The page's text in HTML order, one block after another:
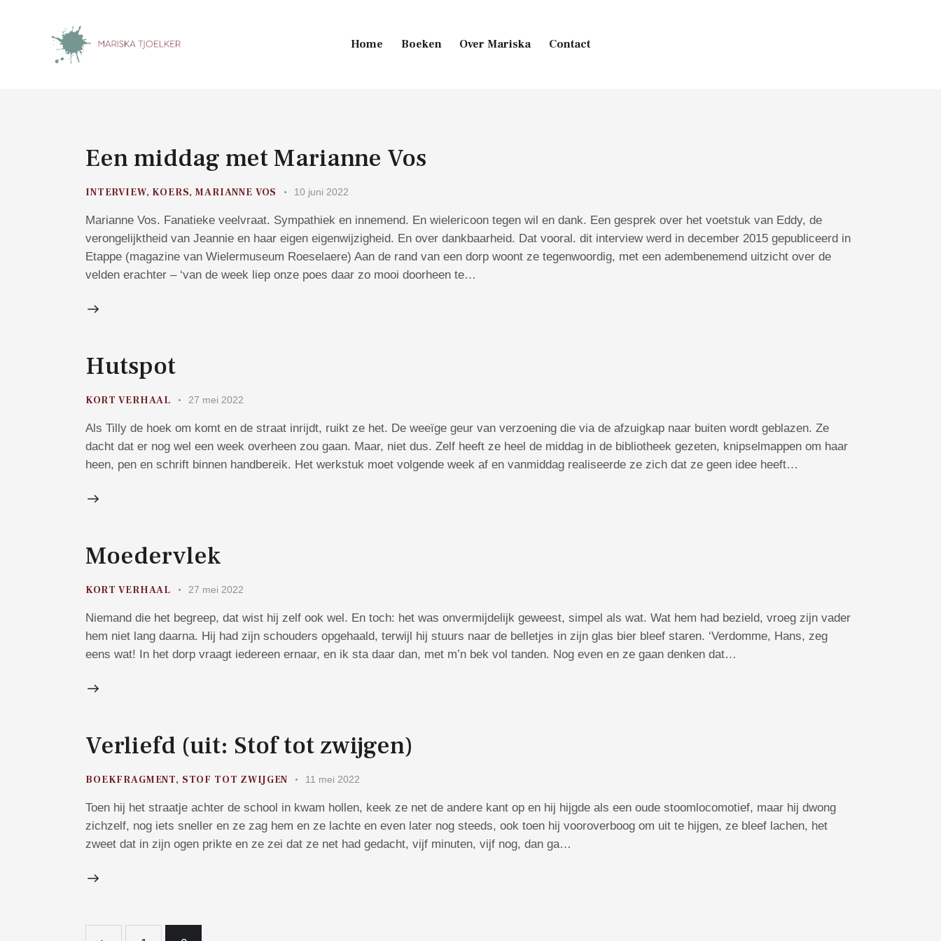
Home Boeken Over Mariska Contact
Een middag met Marianne Vos
INTERVIEW, KOERS,MARIANNE VOS 10 juni 2022
Marianne Vos. Fanatieke veelvraat. Sympathiek en innemend. En wielericoon tegen wil en dank. Een gesprek over het voetstuk van Eddy, de
verongelijktheid van Jeannie en haar eigen eigenwijzigheid. En over dankbaarheid. Dat vooral. dit interview werd in december 2015 gepubliceerd in
Etappe (magazine van Wielermuseum Roeselaere) Aan de rand van een dorp woont ze tegenwoordig, met een adembenemend uitzicht over de
velden erachter – ‘van de week liep onze poes daar zo mooi doorheen te…
Hutspot
KORT VERHAAL 27 mei 2022
Als Tilly de hoek om komt en de straat inrijdt, ruikt ze het. De weeïge geur van verzoening die via de afzuigkap naar buiten wordt geblazen. Ze
dacht dat er nog wel een week overheen zou gaan. Maar, niet dus. Zelf heeft ze heel de middag in de bibliotheek gezeten, knipselmappen om haar
heen, pen en schrift binnen handbereik. Het werkstuk moet volgende week af en vanmiddag realiseerde ze zich dat ze geen idee heeft…
Moedervlek
KORT VERHAAL 27 mei 2022
Niemand die het begreep, dat wist hij zelf ook wel. En toch: het was onvermijdelijk geweest, simpel als wat. Wat hem had bezield, vroeg zijn vader
hem niet lang daarna. Hij had zijn schouders opgehaald, terwijl hij stuurs naar de belletjes in zijn glas bier bleef staren. ‘Verdomme, Hans, zeg
eens wat! In het dorp vraagt iedereen ernaar, en ik sta daar dan, met m’n bek vol tanden. Nog even en ze gaan denken dat…
Verliefd (uit: Stof tot zwijgen)
BOEKFRAGMENT, STOF TOT ZWIJGEN 11 mei 2022
Toen hij het straatje achter de school in kwam hollen, keek ze net de andere kant op en hij hijgde als een oude stoomlocomotief, maar hij dwong
zichzelf, nog iets sneller en ze zag hem en ze lachte en even later nog steeds, ook toen hij vooroverboog om uit te hijgen, ze bleef lachen, het
zweet dat in zijn ogen prikte en ze zei dat ze net had gedacht, vijf minuten, vijf nog, dan ga…